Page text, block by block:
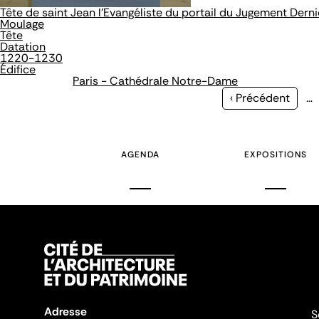
Tête de saint Jean l'Evangéliste du portail du Jugement
Moulage
Tête
Datation
1220-1230
Édifice
Paris - Cathédrale Notre-Dame
Page
‹ Précédent …
AGENDA EXPOSITIONS
Adresse